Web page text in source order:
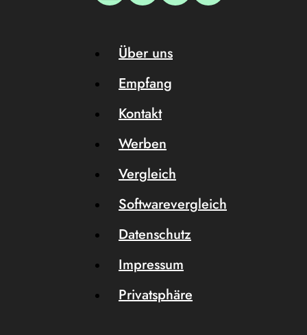
Über uns
Empfang
Kontakt
Werben
Vergleich
Softwarevergleich
Datenschutz
Impressum
Privatsphäre